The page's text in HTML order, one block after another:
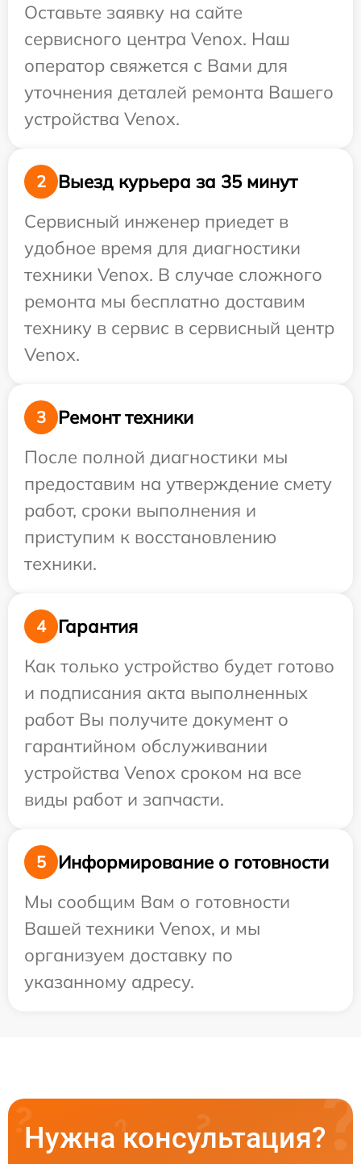
Оставьте заявку на сайте
сервисного центра Venox. Наш
оператор свяжется с Вами для
уточнения деталей ремонта Вашего
устройства Venox.
2
Выезд курьера за 35 минут
Сервисный инженер приедет в
удобное время для диагностики
техники Venox. В случае сложного
ремонта мы бесплатно доставим
технику в сервис в сервисный центр
Venox.
3
Ремонт техники
После полной диагностики мы
предоставим на утверждение смету
работ, сроки выполнения и
приступим к восстановлению
техники.
4
Гарантия
Как только устройство будет готово
и подписания акта выполненных
работ Вы получите документ о
гарантийном обслуживании
устройства Venox сроком на все
виды работ и запчасти.
5
Информирование о готовности
Мы сообщим Вам о готовности
Вашей техники Venox, и мы
организуем доставку по
указанному адресу.
Нужна консультация?